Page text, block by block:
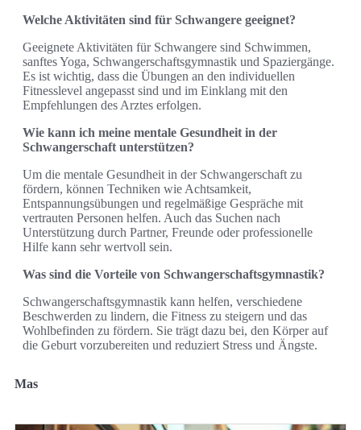
Welche Aktivitäten sind für Schwangere geeignet?
Geeignete Aktivitäten für Schwangere sind Schwimmen,
sanftes Yoga, Schwangerschaftsgymnastik und Spaziergänge.
Es ist wichtig, dass die Übungen an den individuellen
Fitnesslevel angepasst sind und im Einklang mit den
Empfehlungen des Arztes erfolgen.
Wie kann ich meine mentale Gesundheit in der
Schwangerschaft unterstützen?
Um die mentale Gesundheit in der Schwangerschaft zu
fördern, können Techniken wie Achtsamkeit,
Entspannungsübungen und regelmäßige Gespräche mit
vertrauten Personen helfen. Auch das Suchen nach
Unterstützung durch Partner, Freunde oder professionelle
Hilfe kann sehr wertvoll sein.
Was sind die Vorteile von Schwangerschaftsgymnastik?
Schwangerschaftsgymnastik kann helfen, verschiedene
Beschwerden zu lindern, die Fitness zu steigern und das
Wohlbefinden zu fördern. Sie trägt dazu bei, den Körper auf
die Geburt vorzubereiten und reduziert Stress und Ängste.
Mas